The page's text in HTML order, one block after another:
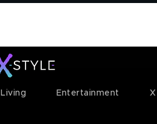
Living Entertainment